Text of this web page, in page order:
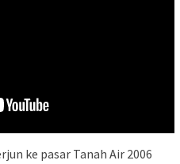
ke pasar Tanah Air 2006